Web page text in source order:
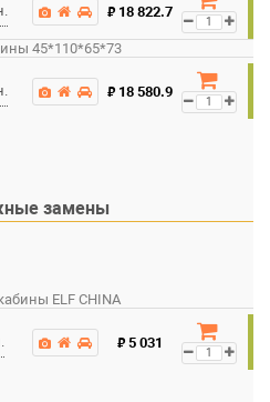
₽ 18 822.7
45*110*65*73
₽ 18 580.9
замены
ELF CHINA
₽ 5 031